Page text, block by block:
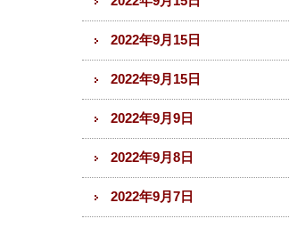
2022年9月15日
2022年9月15日
2022年9月9日
2022年9月8日
2022年9月7日